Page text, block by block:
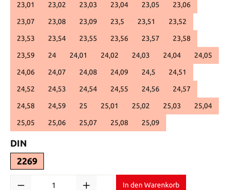
23,01 23,02 23,03 23,04 23,05 23,06
23,07 23,08 23,09 23,5 23,51 23,52
23,53 23,54 23,55 23,56 23,57 23,58
23,59 24 24,01 24,02 24,03 24,04 24,05
24,06 24,07 24,08 24,09 24,5 24,51
24,52 24,53 24,54 24,55 24,56 24,57
24,58 24,59 25 25,01 25,02 25,03 25,04
25,05 25,06 25,07 25,08 25,09
DIN
2269
In den Warenkorb